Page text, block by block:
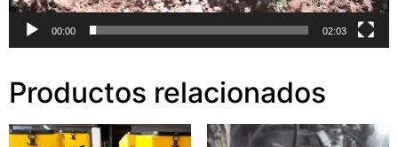
00:00 02:03
Productos relacionados